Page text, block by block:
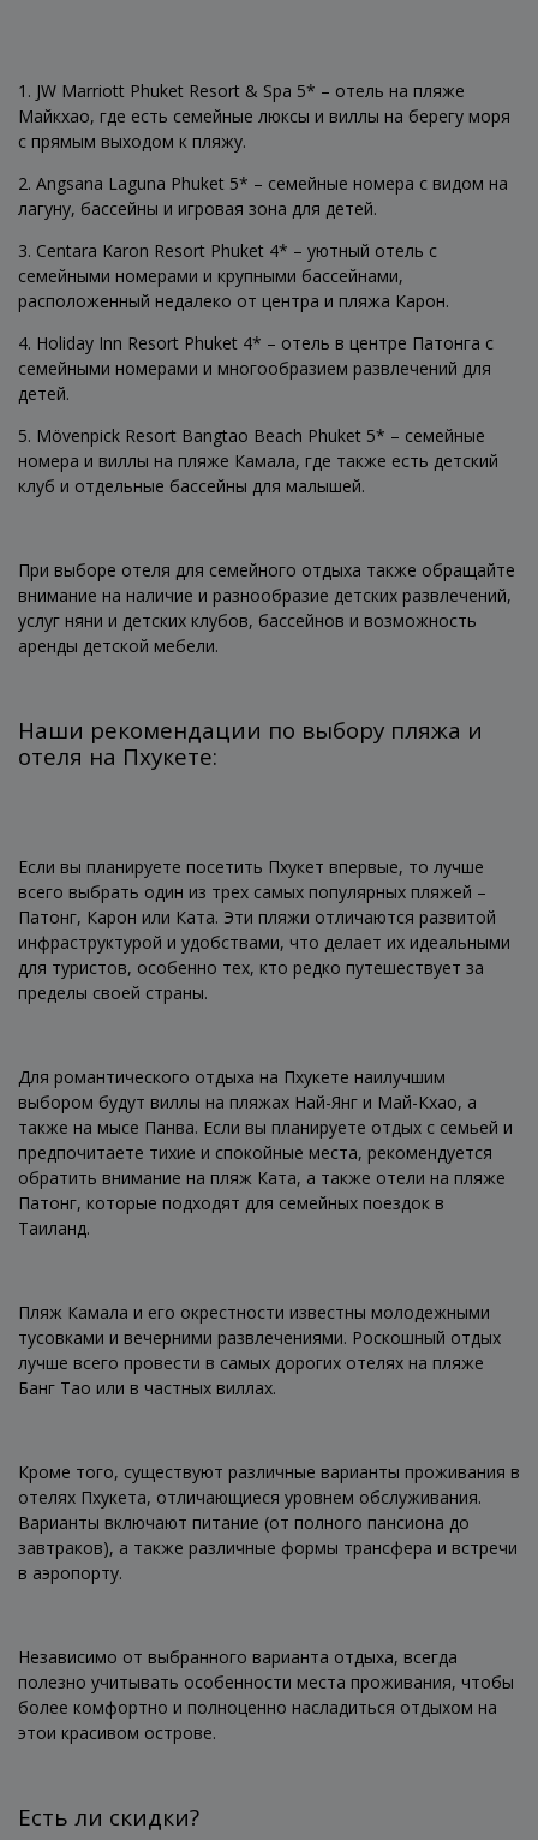
1. JW Marriott Phuket Resort & Spa 5* – отель на пляже
Майкхао, где есть семейные люксы и виллы на берегу моря
с прямым выходом к пляжу.
2. Angsana Laguna Phuket 5* – семейные номера с видом на
лагуну, бассейны и игровая зона для детей.
3. Centara Karon Resort Phuket 4* – уютный отель с
семейными номерами и крупными бассейнами,
расположенный недалеко от центра и пляжа Карон.
4. Holiday Inn Resort Phuket 4* – отель в центре Патонга с
семейными номерами и многообразием развлечений для
детей.
5. Mövenpick Resort Bangtao Beach Phuket 5* – семейные
номера и виллы на пляже Камала, где также есть детский
клуб и отдельные бассейны для малышей.
При выборе отеля для семейного отдыха также обращайте
внимание на наличие и разнообразие детских развлечений,
услуг няни и детских клубов, бассейнов и возможность
аренды детской мебели.
Наши рекомендации по выбору пляжа и
отеля на Пхукете:
Если вы планируете посетить Пхукет впервые, то лучше
всего выбрать один из трех самых популярных пляжей –
Патонг, Карон или Ката. Эти пляжи отличаются развитой
инфраструктурой и удобствами, что делает их идеальными
для туристов, особенно тех, кто редко путешествует за
пределы своей страны.
Для романтического отдыха на Пхукете наилучшим
выбором будут виллы на пляжах Най-Янг и Май-Кхао, а
также на мысе Панва. Если вы планируете отдых с семьей и
предпочитаете тихие и спокойные места, рекомендуется
обратить внимание на пляж Ката, а также отели на пляже
Патонг, которые подходят для семейных поездок в
Таиланд.
Пляж Камала и его окрестности известны молодежными
тусовками и вечерними развлечениями. Роскошный отдых
лучше всего провести в самых дорогих отелях на пляже
Банг Тао или в частных виллах.
Кроме того, существуют различные варианты проживания в
отелях Пхукета, отличающиеся уровнем обслуживания.
Варианты включают питание (от полного пансиона до
завтраков), а также различные формы трансфера и встречи
в аэропорту.
Независимо от выбранного варианта отдыха, всегда
полезно учитывать особенности места проживания, чтобы
более комфортно и полноценно насладиться отдыхом на
этои красивом острове.
Есть ли скидки?